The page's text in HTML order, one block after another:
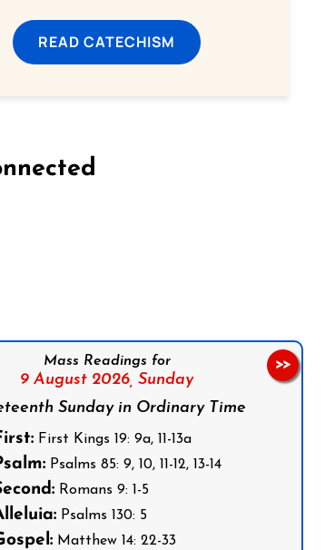
READ CATECHISM
Mass Readings for
9 August 2026, Sunday
Sunday in Ordinary Time
First Kings 19: 9a, 11-13a
Psalms 85: 9, 10, 11-12, 13-14
Romans 9: 1-5
Psalms 130: 5
Matthew 14: 22-33
>>